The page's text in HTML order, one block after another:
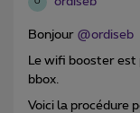
O
Bonjour @ordiseb
Le wifi booster est
bbox.
Voici la procédure